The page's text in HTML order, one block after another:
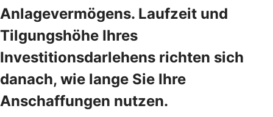
Anlagevermögens. Laufzeit und
Tilgungshöhe Ihres
Investitionsdarlehens richten sich
danach, wie lange Sie Ihre
Anschaffungen nutzen.